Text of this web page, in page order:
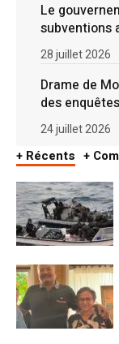
Le
subventions
28 juillet 2026
Drame de
des
24 juillet 2026
+ Récents +